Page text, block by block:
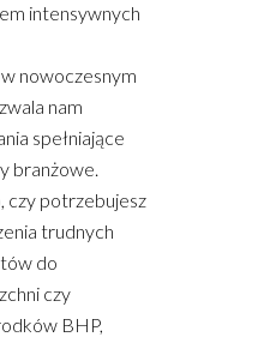
intensywnych
nowoczesnym
nam
spełniające
branżowe.
czy potrzebujesz
trudnych
do
czy
BHP,